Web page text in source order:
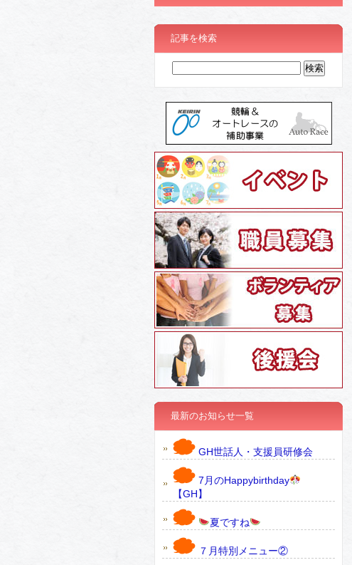
記事を検索
最新のお知らせ一覧
GH世話人・支援員研修会
7月のHappybirthday
【GH】
夏ですね
７月特別メニュー②